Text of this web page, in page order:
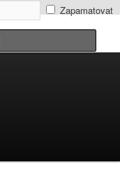
Zapamatovat